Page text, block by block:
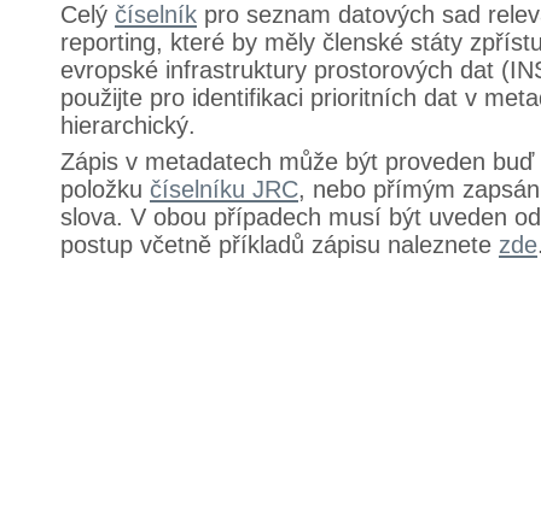
Celý číselník pro seznam datových sad
reporting, které by měly členské státy
evropské infrastruktury prostorových dat
použijte pro identifikaci prioritních dat v
hierarchický.
Zápis v metadatech může být proveden
položku číselníku JRC, nebo přímým
slova. V obou případech musí být uveden
postup včetně příkladů zápisu naleznete zde